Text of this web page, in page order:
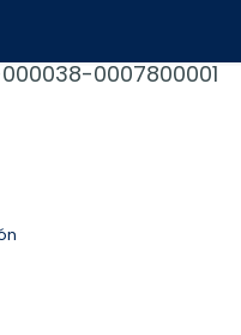
0007800001